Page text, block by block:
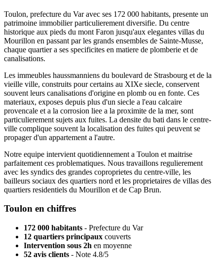
Toulon, prefecture du Var avec ses 172 000 habitants, presente un
patrimoine immobilier particulierement diversifie. Du centre
historique aux pieds du mont Faron jusqu'aux elegantes villas du
Mourillon en passant par les grands ensembles de Sainte-Musse,
chaque quartier a ses specificites en matiere de plomberie et de
canalisations.
Les immeubles haussmanniens du boulevard de Strasbourg et de la
vieille ville, construits pour certains au XIXe siecle, conservent
souvent leurs canalisations d'origine en plomb ou en fonte. Ces
materiaux, exposes depuis plus d'un siecle a l'eau calcaire
provencale et a la corrosion liee a la proximite de la mer, sont
particulierement sujets aux fuites. La densite du bati dans le centre-
ville complique souvent la localisation des fuites qui peuvent se
propager d'un appartement a l'autre.
Notre equipe intervient quotidiennement a Toulon et maitrise
parfaitement ces problematiques. Nous travaillons regulierement
avec les syndics des grandes coproprietes du centre-ville, les
bailleurs sociaux des quartiers nord et les proprietaires de villas des
quartiers residentiels du Mourillon et de Cap Brun.
Toulon en chiffres
172 000 habitants - Prefecture du Var
12 quartiers principaux couverts
Intervention sous 2h en moyenne
52 avis clients - Note 4.8/5